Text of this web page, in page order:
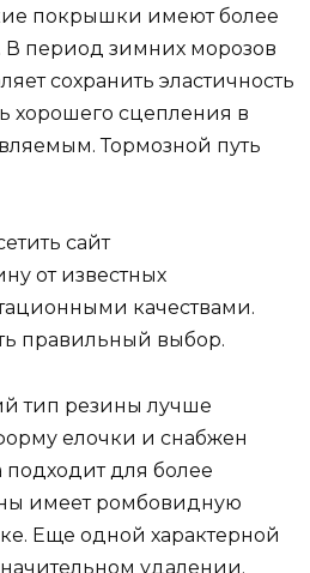
покрышки имеют более
В период зимних морозов
сохранить эластичность
хорошего сцепления в
Тормозной путь
сайт
от известных
качествами.
правильный выбор.
тип резины лучше
елочки и снабжен
для более
имеет ромбовидную
Еще одной характерной
удалении.